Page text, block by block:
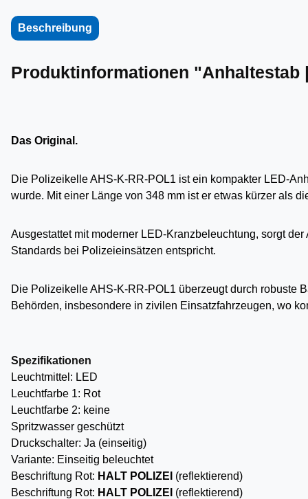
Beschreibung
Produktinformationen "Anhaltestab
Das Original.
Die Polizeikelle AHS-K-RR-POL1 ist ein kompakter LED-
wurde. Mit einer Länge von 348 mm ist er etwas kürzer als
Ausgestattet mit moderner LED-Kranzbeleuchtung, sorgt
Standards bei Polizeieinsätzen entspricht.
Die Polizeikelle AHS-K-RR-POL1 überzeugt durch robuste
Behörden, insbesondere in zivilen Einsatzfahrzeugen, wo
Spezifikationen
Leuchtmittel: LED
Leuchtfarbe 1: Rot
Leuchtfarbe 2: keine
Spritzwasser geschützt
Druckschalter: Ja (einseitig)
Variante: Einseitig beleuchtet
Beschriftung Rot: HALT POLIZEI (reflektierend)
Beschriftung Rot: HALT POLIZEI (reflektierend)